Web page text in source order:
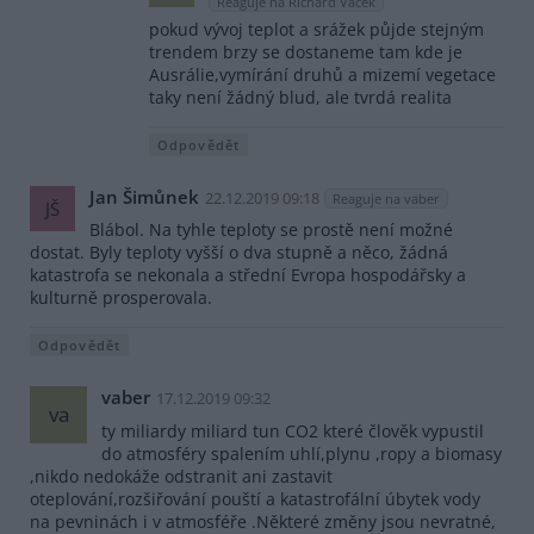
pokud vývoj teplot a srážek půjde stejným
trendem brzy se dostaneme tam kde je
Ausrálie,vymírání druhů a mizemí vegetace
taky není žádný blud, ale tvrdá realita
Odpovědět
JŠ Jan Šimůnek 22.12.2019 09:18 Reaguje na vaber
Blábol. Na tyhle teploty se prostě není možné
dostat. Byly teploty vyšší o dva stupně a něco, žádná
katastrofa se nekonala a střední Evropa hospodářsky a
kulturně prosperovala.
Odpovědět
va
vaber 17.12.2019 09:32
ty miliardy miliard tun CO2 které člověk vypustil
do atmosféry spalením uhlí,plynu ,ropy a biomasy
,nikdo nedokáže odstranit ani zastavit
oteplování,rozšiřování pouští a katastrofální úbytek vody
na pevninách i v atmosféře .Některé změny jsou nevratné,